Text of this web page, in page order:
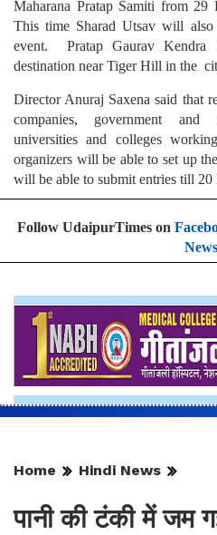
Maharana Pratap Samiti from 29
This time Sharad Utsav will
event. Pratap Gaurav Kendra
destination near Tiger Hill in the
Director Anuraj Saxena said that
companies, government and
universities and colleges
organizers will be able to set up
will be able to submit entries till 20
Follow UdaipurTimes on
News
Home Hindi News
पानी की टंकी में जम